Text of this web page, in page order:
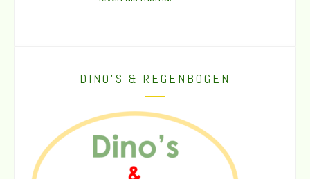
DINO’S & REGENBOGEN